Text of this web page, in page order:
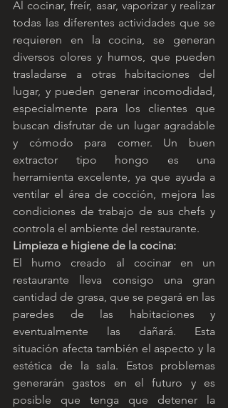
Al cocinar, freír, asar, vaporizar y realizar
todas las diferentes actividades que se
requieren en la cocina, se generan
diversos olores y humos, que pueden
trasladarse a otras habitaciones del
lugar, y pueden generar incomodidad,
especialmente para los clientes que
buscan disfrutar de un lugar agradable
y cómodo para comer. Un buen
extractor tipo hongo es una
herramienta excelente, ya que ayuda a
ventilar el área de cocción, mejora las
condiciones de trabajo de sus chefs y
controla el ambiente del restaurante.
Limpieza e higiene de la cocina:
El humo creado al cocinar en un
restaurante lleva consigo una gran
cantidad de grasa, que se pegará en las
paredes de las habitaciones y
eventualmente las dañará. Esta
situación afecta también el aspecto y la
estética de la sala. Estos problemas
generarán gastos en el futuro y es
posible que tenga que detener la